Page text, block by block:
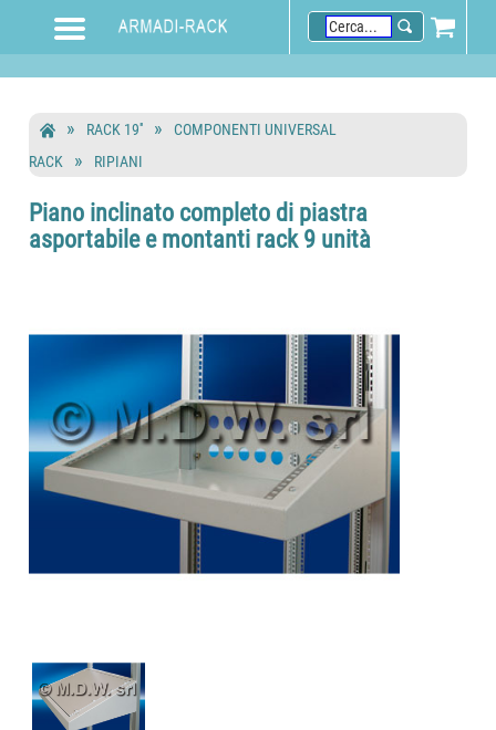
RACK 19''
COMPONENTI UNIVERSAL
RACK
RIPIANI
Piano inclinato completo di piastra
asportabile e montanti rack 9 unità